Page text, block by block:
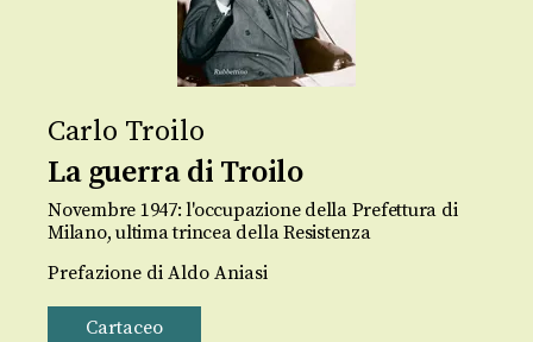
Carlo Troilo
La guerra di Troilo
Novembre 1947: l'occupazione della Prefettura di
Milano, ultima trincea della Resistenza
Prefazione di Aldo Aniasi
Cartaceo